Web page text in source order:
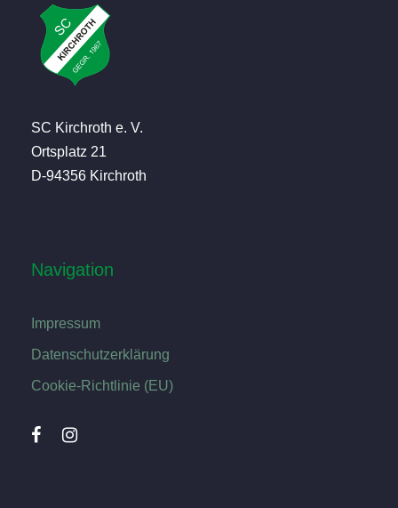
SC Kirchroth e. V.
Ortsplatz 21
D-94356 Kirchroth
Navigation
Impressum
Datenschutzerklärung
Cookie-Richtlinie (EU)